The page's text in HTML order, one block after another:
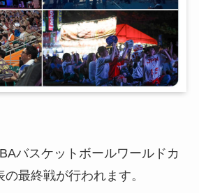
バスケットボールワールドカ
最終戦が行われます。